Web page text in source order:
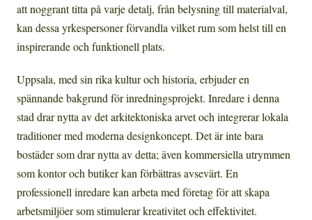
att noggrant titta på varje detalj, från belysning till materialval,
kan dessa yrkespersoner förvandla vilket rum som helst till en
inspirerande och funktionell plats.
Uppsala, med sin rika kultur och historia, erbjuder en
spännande bakgrund för inredningsprojekt. Inredare i denna
stad drar nytta av det arkitektoniska arvet och integrerar lokala
traditioner med moderna designkoncept. Det är inte bara
bostäder som drar nytta av detta; även kommersiella utrymmen
som kontor och butiker kan förbättras avsevärt. En
professionell inredare kan arbeta med företag för att skapa
arbetsmiljöer som stimulerar kreativitet och effektivitet.